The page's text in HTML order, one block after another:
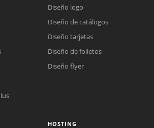
Diseño logo
Diseño de catálogos
Diseño tarjetas
Diseño de folletos
Diseño flyer
HOSTING